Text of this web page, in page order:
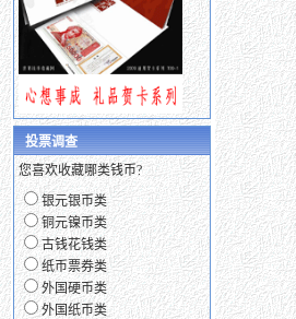
投票调查
您喜欢收藏哪类钱币?
银元银币类
铜元镍币类
古钱花钱类
纸币票券类
外国硬币类
外国纸币类